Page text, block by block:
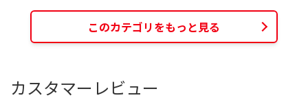
このカテゴリをもっと見る
カスタマーレビュー